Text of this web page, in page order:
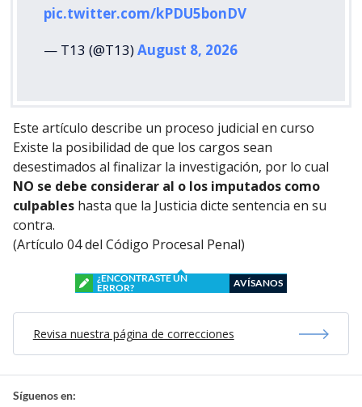
pic.twitter.com/kPDU5bonDV
— T13 (@T13)August 8, 2026
Este artículo describe un proceso judicial en curso
Existe la posibilidad de que los cargos sean
desestimados al finalizar la investigación, por lo cual
NO se debe considerar al o los imputados como
culpables hasta que la Justicia dicte sentencia en su
contra.
(Artículo 04 del Código Procesal Penal)
¿ENCONTRASTE UN
ERROR?
AVÍSANOS
Revisa nuestra página de correcciones
Síguenos en: